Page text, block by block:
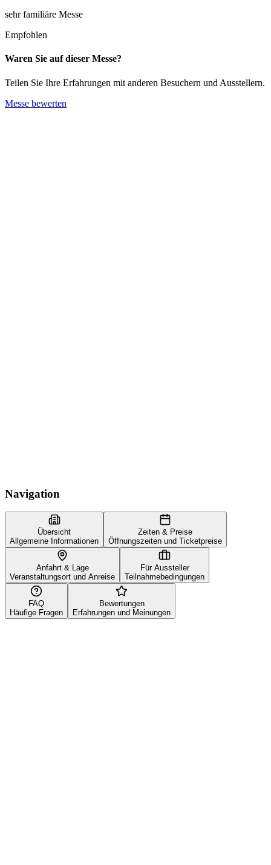
sehr familiäre Messe
Empfohlen
Waren Sie auf dieser Messe?
Teilen Sie Ihre Erfahrungen mit anderen Besuchern und Ausstellern.
Messe bewerten
Navigation
Übersicht
Allgemeine Informationen
Zeiten & Preise
Öffnungszeiten und Ticketpreise
Anfahrt & Lage
Veranstaltungsort und Anreise
Für Aussteller
Teilnahmebedingungen
FAQ
Häufige Fragen
Bewertungen
Erfahrungen und Meinungen